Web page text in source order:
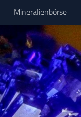
Mineralienbörse